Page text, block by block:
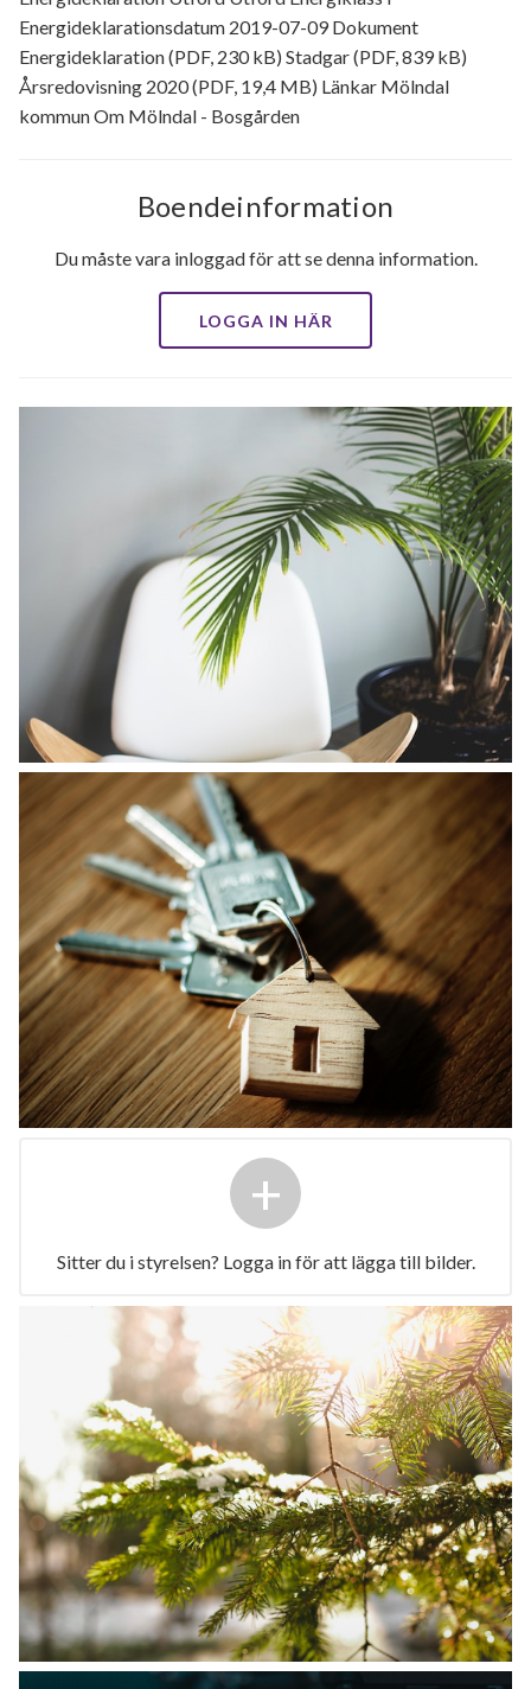
Energideklarationsdatum 2019-07-09 Dokument
Energideklaration (PDF, 230 kB) Stadgar (PDF, 839 kB)
Årsredovisning 2020 (PDF, 19,4 MB) Länkar Mölndal
kommun Om Mölndal - Bosgården
Boendeinformation
Du måste vara inloggad för att se denna information.
LOGGA IN HÄR
+
Sitter du i styrelsen? Logga in för att lägga till bilder.